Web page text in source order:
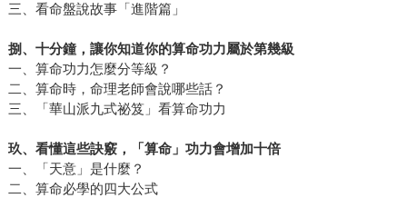
三、看命盤說故事「進階篇」
捌、十分鐘，讓你知道你的算命功力屬於第幾級
一、算命功力怎麼分等級？
二、算命時，命理老師會說哪些話？
三、「華山派九式祕笈」看算命功力
玖、看懂這些訣竅，「算命」功力會增加十倍
一、「天意」是什麼？
二、算命必學的四大公式